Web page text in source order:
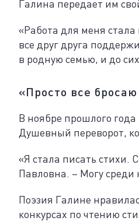
Галина передает им
«Работа для меня
все друг друга
в родную семью, и до
«Просто все
В ноябре прошлого
Душевный переворот,
«Я стала писать стихи.
Павловна. – Могу среди
Поэзия Галине
конкурсах по чтению